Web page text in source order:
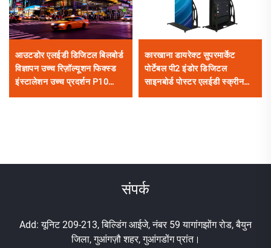
आउटडोर एलईडी डिजिटल बिलबोर्ड
विज्ञापन उच्च रिज़ॉल्यूशन फिक्स्ड
इंस्टालेशन उच्च प्रदर्शन P10
कारखाना डायरेक्ट सुपरमार्केट
पोर्टेबल पी2 इंडोर डिजिटल
साइनबोर्ड पोस्टर एलईडी स्क्रीन
संपर्क
Add: यूनिट 209-213, बिल्डिंग आईजे, नंबर 59 यागांगझोंग रोड, बैयुन
जिला, गुआंगज़ौ शहर, गुआंगडोंग प्रांत।